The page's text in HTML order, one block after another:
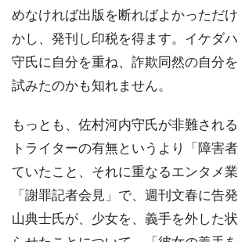
めなければ出版を断ればよかっただ
かし、発刊し印税を得ます。イケダ
守氏に自分を重ね、詐欺同然の自分
試みたのかも知れません。
もっとも、佐村河内守氏が非難され
トライターの有無というより「障害
ていたこと、それに重なるエンタメ業
「謝罪記者会見」で、週刊文春に告
山典士氏が、少女を、義手を外した